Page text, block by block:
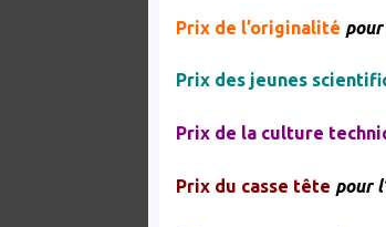
Prix de l’originalité pour
Prix des jeunes
Prix de la culture
Prix du casse tête pour